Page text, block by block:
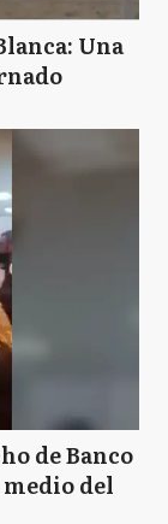
Una
de Banco
del